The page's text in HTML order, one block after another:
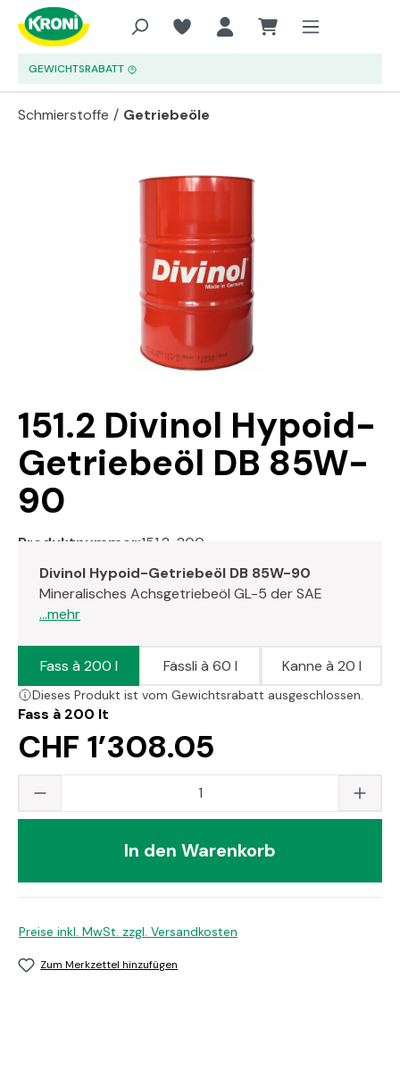
Zum Hauptinhalt springen
GEWICHTSRABATT
Schmierstoffe / Getriebeöle
Bildergalerie überspringen
151.2 Divinol Hypoid-
Getriebeöl DB 85W-
90
Produktnummer:151.2-200
Divinol Hypoid-Getriebeöl DB 85W-90
Mineralisches Achsgetriebeöl GL-5 der SAE
...mehr
Fass à 200 lt
CHF 1’308.05
Dieses Produkt ist vom Gewichtsrabatt ausgeschlossen.
Fass à 200 l Fässli à 60 l Kanne à 20 l
Produkt Anzahl: Gib den gewünschten
In den Warenkorb
Preise inkl. MwSt. zzgl. Versandkosten
Zum Merkzettel hinzufügen